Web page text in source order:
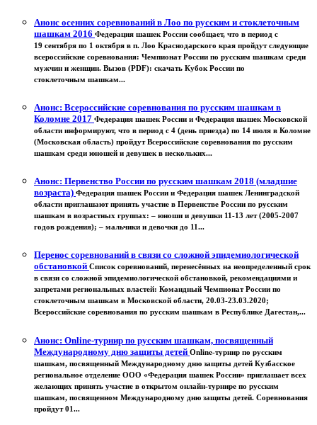
Анонс осенних соревнований в Лоо по русским и стоклеточным
шашкам 2016 Федерация шашек России сообщает, что в период с
19 сентября по 1 октября в п. Лоо Краснодарского края пройдут следующие
всероссийские соревнования: Чемпионат России по русским шашкам среди
мужчин и женщин. Вызов (PDF): скачать Кубок России по
стоклеточным шашкам...
Анонс: Всероссийские соревнования по русским шашкам в
Коломне 2017 Федерация шашек России и Федерация шашек Московской
области информируют, что в период с 4 (день приезда) по 14 июля в Коломне
(Московская область) пройдут Всероссийские соревнования по русским
шашкам среди юношей и девушек в нескольких...
Анонс: Первенство России по русским шашкам 2018 (младшие
возраста) Федерация шашек России и Федерация шашек Ленинградской
области приглашают принять участие в Первенстве России по русским
шашкам в возрастных группах: – юноши и девушки 11-13 лет (2005-2007
годов рождения); – мальчики и девочки до 11...
Перенос соревнований в связи со сложной эпидемиологической
обстановкой Список соревнований, перенесённых на неопределенный срок
в связи со сложной эпидемиологической обстановкой, рекомендациями и
запретами региональных властей: Командный Чемпионат России по
стоклеточным шашкам в Московской области, 20.03-23.03.2020;
Всероссийские соревнования по русским шашкам в Республике Дагестан,...
Анонс: Online-турнир по русским шашкам, посвященный
Международному дню защиты детей Online-турнир по русским
шашкам, посвященный Международному дню защиты детей Кузбасское
региональное отделение ООО «Федерация шашек России» приглашает всех
желающих принять участие в открытом онлайн-турнире по русским
шашкам, посвященном Международному дню защиты детей. Соревнования
пройдут 01...